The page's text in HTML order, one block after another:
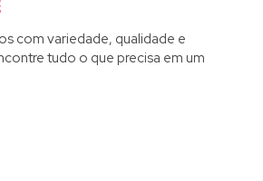
com variedade, qualidade e
tudo o que precisa em um